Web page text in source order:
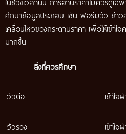
ศึกษาข้อมูลประกอบ เช่น ฟอร์มวัว ข่าว
เคลื่อนไหวของกระดานราคา เพื่อให้เข้า
มากขึ้น
สิ่งที่ควรศึกษา
วัวต่อ เข้าใ
วัวรอง เข้าใจ